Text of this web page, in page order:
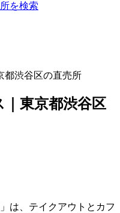
を検索
都渋谷区の直売所
東京都渋谷区
は、テイクアウトとカフ